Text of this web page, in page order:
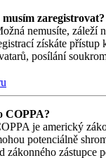
musím zaregistrovat?
nemusíte, záleží
získáte přístup
posílání
COPPA?
je americký
potenciálně
zákonného zástupce